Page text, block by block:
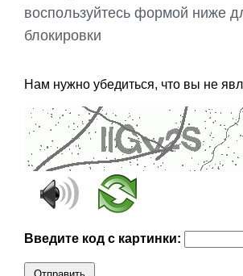
воспользуйтесь формой ниже
блокировки
Нам нужно убедиться, что вы не
Введите код с картинки: